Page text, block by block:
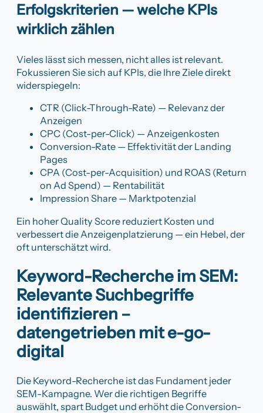
Erfolgskriterien — welche KPIs
wirklich zählen
Vieles lässt sich messen, nicht alles ist relevant.
Fokussieren Sie sich auf KPIs, die Ihre Ziele direkt
widerspiegeln:
CTR (Click-Through-Rate) — Relevanz der
Anzeigen
CPC (Cost-per-Click) — Anzeigenkosten
Conversion-Rate — Effektivität der Landing
Pages
CPA (Cost-per-Acquisition) und ROAS (Return
on Ad Spend) — Rentabilität
Impression Share — Marktpotenzial
Ein hoher Quality Score reduziert Kosten und
verbessert die Anzeigenplatzierung — ein Hebel, der
oft unterschätzt wird.
Keyword-Recherche im SEM:
Relevante Suchbegriffe
identifizieren –
datengetrieben mit e-go-
digital
Die Keyword-Recherche ist das Fundament jeder
SEM-Kampagne. Wer die richtigen Begriffe
auswählt, spart Budget und erhöht die Conversion-